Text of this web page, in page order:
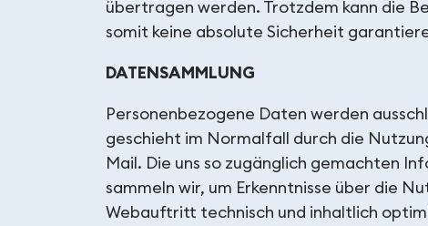
übertragen werden. Trotzdem kann die
somit keine absolute Sicherheit
DATENSAMMLUNG
Personenbezogene Daten werden
geschieht im Normalfall durch die
Mail. Die uns so zugänglich gemachten
sammeln wir, um Erkenntnisse über die
Webauftritt technisch und inhaltlich